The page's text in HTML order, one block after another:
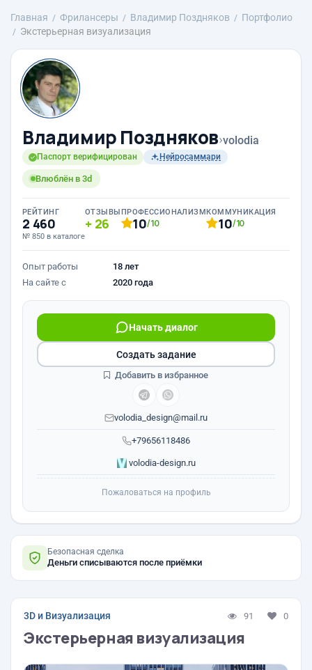
Главная Фрилансеры Владимир Поздняков
Портфолио
Экстерьерная визуализация
Владимир Поздняков›volodia
Паспорт верифицирован Нейросаммари
Влюблён в 3d
РЕЙТИНГ
2 460
№ 850 в каталоге
ОТЗЫВЫ
26
ПРОФЕССИОНАЛИЗМ
10/10
КОММУНИКАЦИЯ
10/10
Опыт работы
18 лет
На сайте с
2020 года
+79656118486
Начать диалог
volodia_design@mail.ru
volodia-design.ru
Создать задание
Добавить в избранное
Пожаловаться на профиль
Безопасная сделка
Деньги списываются после приёмки
3D и Визуализация 91 0
Экстерьерная визуализация